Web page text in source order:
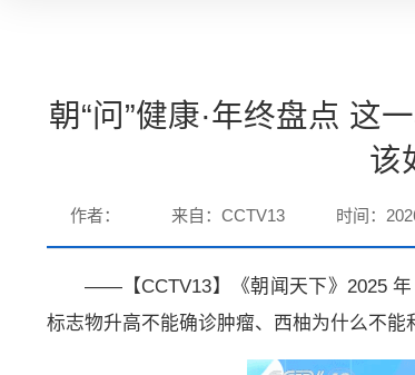
朝“问”健康·年终盘点 这
该
作者： 来自：CCTV13 时间：
——【CCTV13】《朝闻天下》2025 年
标志物升高不能确诊肿瘤、西柚为什么不能